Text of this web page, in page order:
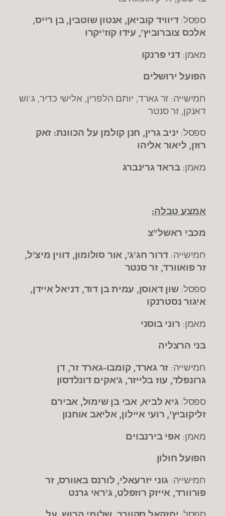
ספסל:דיוויד קוביאן, אנטון שוטבין, בן רייס,
אלכס צוברוביץ', עידו קוז'יקרו
מאמן:דני פרנקו
הפועל ירושלים
חמישייה: זר גארד, יותם הלפרין, אלישי כדיר, ג'וש
דאנקן, זר סנטר
ספסל: יניב גרין, חנן קולמן על הכוונת: זאק
רוזן, ליאור אליהו
מאמן:בראד גרינברג
אמצע טבלה:
מכבי ראשל"צ
חמישייה: דרור חג'ג', אור סולומון, דווין מיצ'ל,
זר פואוורד, זר סנטר
ספסל:שון דאוסן, עמית בן דוד, דניאל איידן,
איגור נסטרנקו
מאמן: רוני בוסני
בני הרצליה
חמישייה: זר גארד, קומבו-גארד זר, דן
גרונפלד, עוז בלייזר, ג'אקים דונלדסון
ספסל:גיא לביא, אבי בן שימול, אבירם
זליקוביץ', רועי איילון, אליאב אוחנון
מאמן: אפי בירנבוים
הפועל חולון
חמישייה: גוני יזרעאלי, לורנס באוורס, זר
פורוורד, אייזק רוזפלט, ג'ראי גרנט